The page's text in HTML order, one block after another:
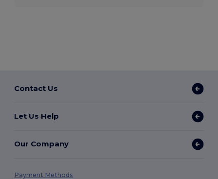
Contact Us
Let Us Help
Our Company
Payment Methods